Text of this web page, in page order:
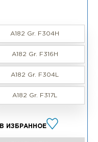
A182 Gr. F304H
A182 Gr. F316H
A182 Gr. F304L
A182 Gr. F317L
В ИЗБРАННОЕ